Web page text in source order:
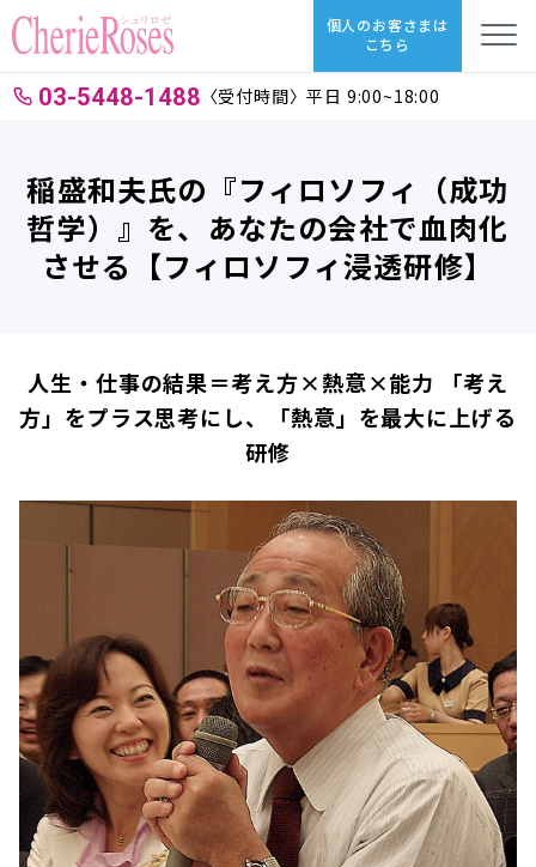
個人のお客さまは
こちら
03-5448-1488 〈受付時間〉平日 9:00~18:00
稲盛和夫氏の『フィロソフィ（成功
哲学）』を、あなたの会社で血肉化
させる【フィロソフィ浸透研修】
人生・仕事の結果＝考え方×熱意×能力 「考え
方」をプラス思考にし、「熱意」を最大に上げる
研修